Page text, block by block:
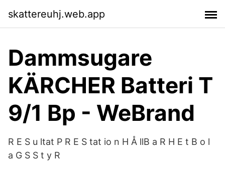
skattereuhj.web.app
Dammsugare
KÄRCHER Batteri T
9/1 Bp - WeBrand
R E S u ltat P R E S tat io n H Å llB a R H E t B o l
a G S S t y R